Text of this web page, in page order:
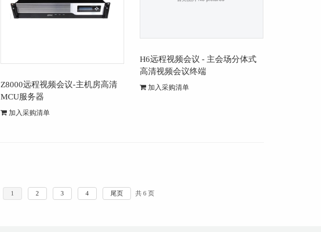
Z8000远程视频会议-主机房高清
MCU服务器
加入采购清单
H6远程视频会议 - 主会场分体式
高清视频会议终端
加入采购清单
1 2 3 4 尾页 共 6 页